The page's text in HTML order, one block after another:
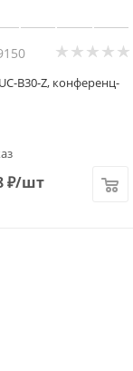
B30-Z, конференц-
₽/шт